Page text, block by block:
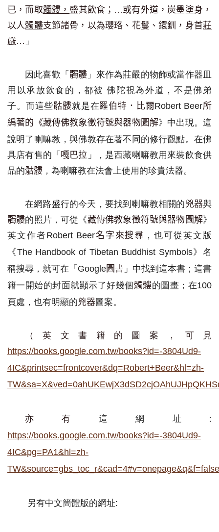
已，而取髑髏， 盛其飲食； …或有外道，炭墨塗身，
以人髑髏支節諸骨，以為瓔珞、花鬘、鐶釧，身首莊
嚴… 」
因此喜歡「 髑髏 」 來作為莊嚴的物飾或當作器皿
用 以承放飲食的 ，都被 佛陀視為外道，不是佛弟
子。 而這些骷髏就是在羅伯特．比爾Robert Beer所
編著的《藏傳佛教象徵符號與器物圖解》中出現。這
說明了喇嘛教 ，與佛教存在著不同的修行觀點。在佛
具店有售的「 嘎巴拉 」 ， 是西藏喇嘛教用來裝飲食供
品的骷髏 ， 為喇嘛教在法會上使用的珍貴法器。
在網路盛行的今天， 要找到喇嘛教相關的 兇器與
髑髏的照片，可從 《藏傳佛教象徵符號與器物圖解》
英文作者Robert Beer名字來搜尋 ，也可從英文版
《The Handbook of Tibetan Buddhist Symbols》名
稱搜尋，就可在「 Google圖書 」 中找到 這本書；這書
籍一開始的封面就顯示了好幾個髑髏的圖畫；在100
頁處 ，也有明顯的兇器圖案。
（英文書籍的圖案，可見
https://books.google.com.tw/books?id=-3804Ud9-
4IC&printsec=frontcover&dq=Robert+Beer&hl=zh-
亦有 這網址 :
https://books.google.com.tw/books?id=-3804Ud9-
4IC&pg=PA1&hl=zh-
TW&source=gbs_toc_r&cad=4#v=onepage&q&f=false
另有中文簡體版的網址: